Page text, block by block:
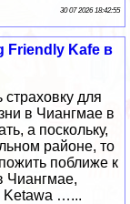
30 07 2026 18:42:55
Friendly Kafe в
для
в Чиангмае в
а поскольку,
районе, то
поближе к
Чиангмае,
Ketawa …...